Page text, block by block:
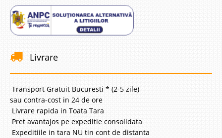
Livrare
Transport Gratuit Bucuresti * (2-5 zile)
sau contra-cost in 24 de ore
Livrare rapida in Toata Tara
Pret avantajos pe expeditie consolidata
Expeditiile in tara NU tin cont de distanta